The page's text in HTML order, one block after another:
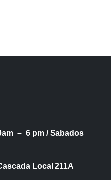
– 6 pm /Sabados
Local 211A